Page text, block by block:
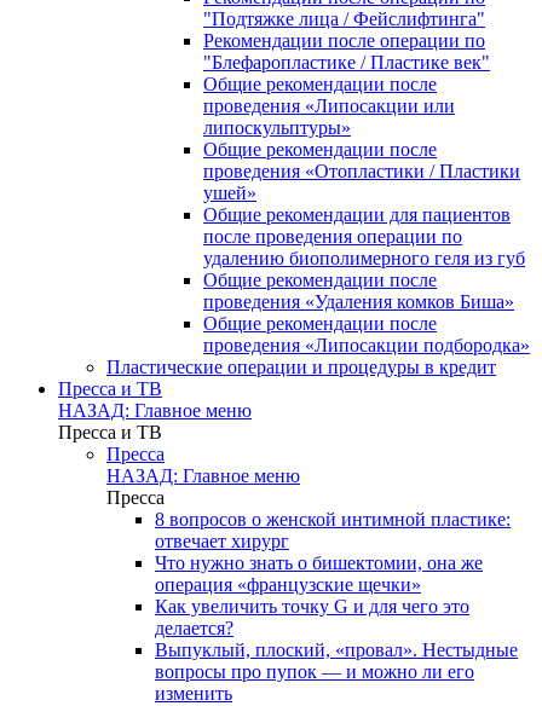
"Подтяжке лица / Фейслифтинга"
Рекомендации после операции по
"Блефаропластике / Пластике век"
Общие рекомендации после
проведения «Липосакции или
липоскульптуры»
Общие рекомендации после
проведения «Отопластики / Пластики
ушей»
Общие рекомендации для пациентов
после проведения операции по
удалению биополимерного геля из губ
Общие рекомендации после
проведения «Удаления комков Биша»
Общие рекомендации после
проведения «Липосакции подбородка»
Пластические операции и процедуры в кредит
Пресса и ТВ
НАЗАД: Главное меню
Пресса и ТВ
Пресса
НАЗАД: Главное меню
Пресса
8 вопросов о женской интимной пластике:
отвечает хирург
Что нужно знать о бишектомии, она же
операция «французские щечки»
Как увеличить точку G и для чего это
делается?
Выпуклый, плоский, «провал». Нестыдные
вопросы про пупок — и можно ли его
изменить